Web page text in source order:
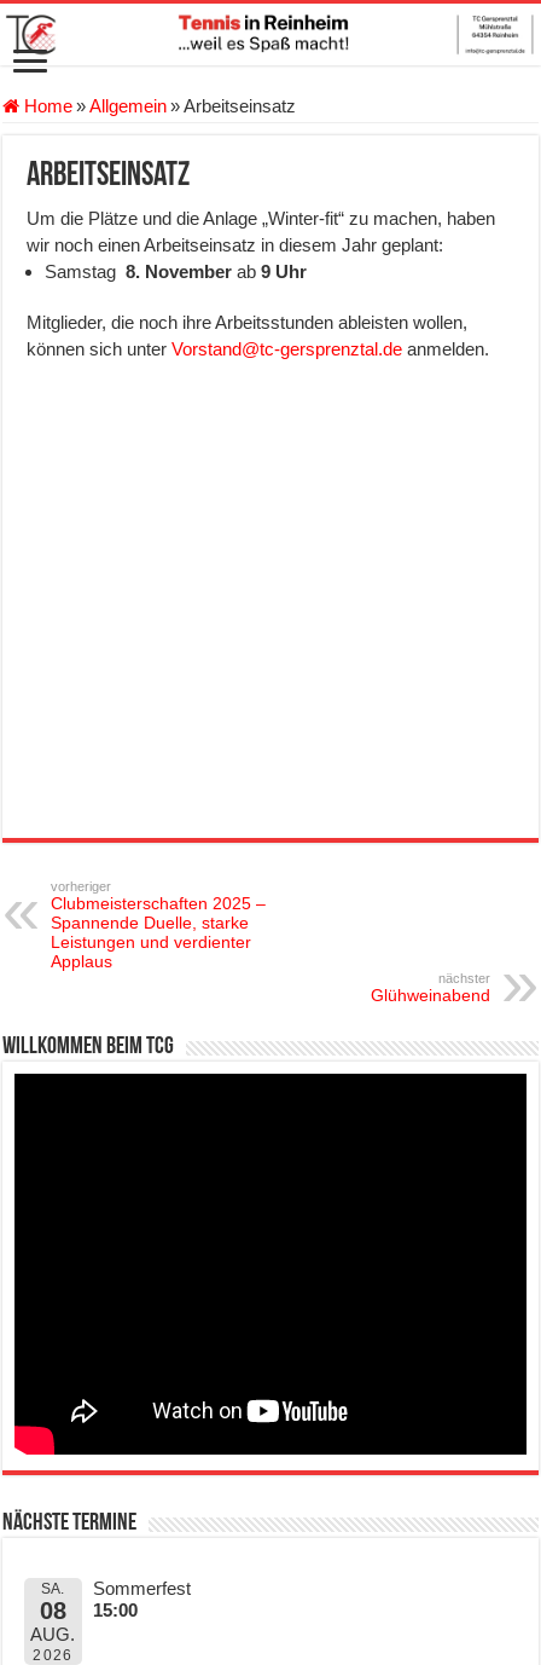
Home»Allgemein»Arbeitseinsatz
Arbeitseinsatz
Um die Plätze und die Anlage „Winter-fit“ zu machen, haben
wir noch einen Arbeitseinsatz in diesem Jahr geplant:
Samstag8. Novemberab9 Uhr
Mitglieder, die noch ihre Arbeitsstunden ableisten wollen,
können sich unterVorstand@tc-gersprenztal.de anmelden.
vorheriger
Clubmeisterschaften 2025 –
Spannende Duelle, starke
Leistungen und verdienter
Applaus
nächster
Glühweinabend
Willkommen beim TCG
Nächste Termine
SA.
08
AUG.
2026
Sommerfest
15:00